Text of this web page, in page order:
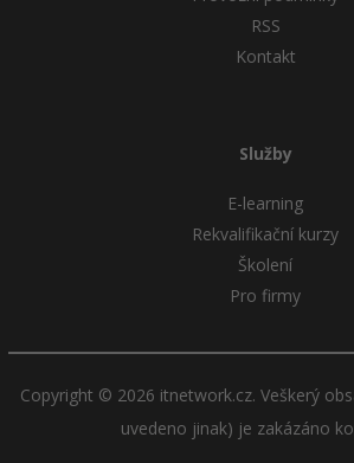
RSS
Kontakt
Služby
E-learning
Rekvalifikační kurzy
Školení
Pro firmy
Copyright © 2026 itnetwork.cz. Veškerý
uvedeno jinak) je zakázáno